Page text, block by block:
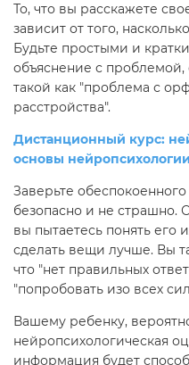
То, что вы расскажете
зависит от того,
Будьте простыми и
объяснение с проблемой,
такой как "проблема с
расстройства".
Дистанционный курс:
основы
Заверьте
безопасно и не страшно.
вы пытаетесь понять его
сделать вещи лучше. Вы
что "нет правильных
"попробовать изо всех
Вашему ребенку,
нейропсихологическая
информация будет